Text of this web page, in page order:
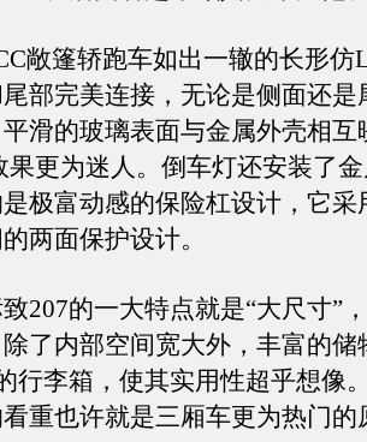
篷轿跑车如出一辙的长形仿
部完美连接，无论是侧面还是
滑的玻璃表面与金属外壳相互
果更为迷人。倒车灯还安装了
极富动感的保险杠设计，它采
两面保护设计。
的一大特点就是“大尺寸”
了内部空间宽大外，丰富的储
行李箱，使其实用性超乎想像
重也许就是三厢车更为热门的